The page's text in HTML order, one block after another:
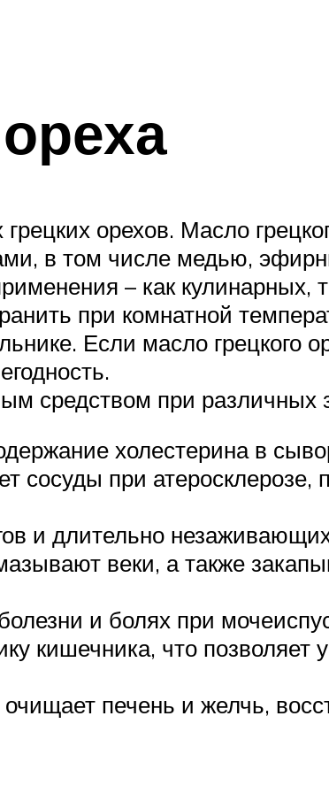
орехов. Масло
в том числе медью,
– как кулинарных,
при комнатной
Если масло грецкого
средством при различных
холестерина в
сосуды при атеросклерозе,
и длительно
веки, а также
и болях при
кишечника, что позволяет
печень и желчь,